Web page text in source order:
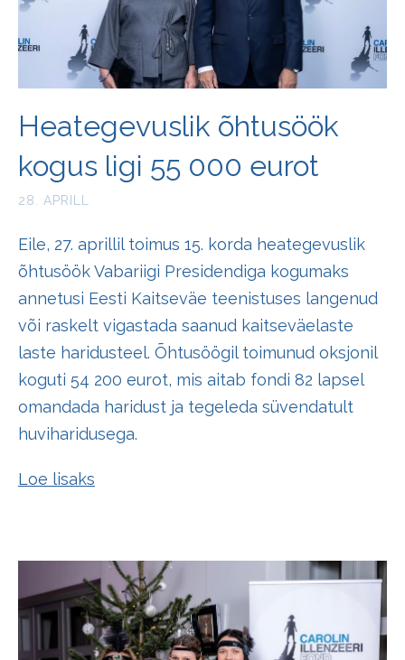
Heategevuslik õhtusöök
kogus ligi 55 000 eurot
28. APRILL
Eile, 27. aprillil toimus 15. korda heategevuslik
õhtusöök Vabariigi Presidendiga kogumaks
annetusi Eesti Kaitseväe teenistuses langenud
või raskelt vigastada saanud kaitseväelaste
laste haridusteel. Õhtusöögil toimunud oksjonil
koguti 54 200 eurot, mis aitab fondi 82 lapsel
omandada haridust ja tegeleda süvendatult
huviharidusega.
Loe lisaks